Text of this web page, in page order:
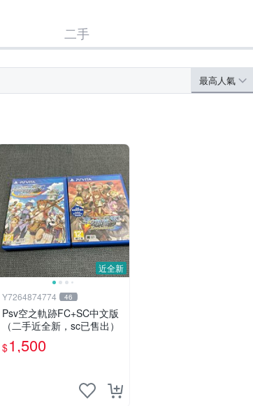
二手
最高人氣
近全新
Y7264874774 46
Psv空之軌跡FC+SC中文版
（二手近全新，sc已售出）
$1,500